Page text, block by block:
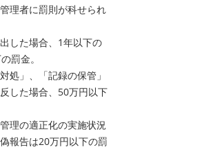
理者に罰則が科せられ
した場合、1年以下の
罰金。
処」、「記録の保管」
した場合、50万円以下
理の適正化の実施状況
報告は20万円以下の罰